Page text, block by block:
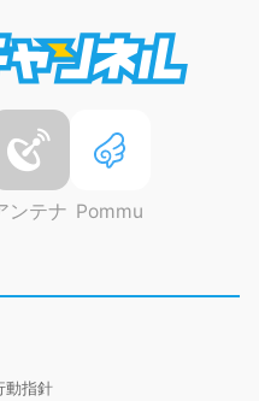
ンテナ Pommu
動指針